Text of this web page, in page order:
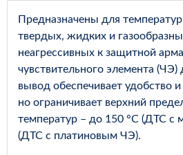
Предназначены для
твердых, жидких и
неагрессивных к защитной
чувствительного элемента
вывод обеспечивает удобство
но ограничивает верхний
температур – до 150 °С (ДТС с
(ДТС с платиновым ЧЭ).